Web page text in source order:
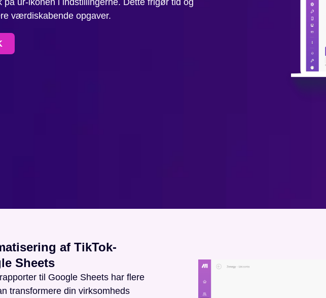
værdiskabende opgaver.
af TikTok-
Sheets
til Google Sheets har flere
transformere din virksomheds